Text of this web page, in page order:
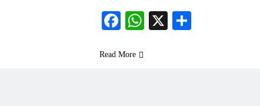
Facebook
WhatsApp
X
Read More